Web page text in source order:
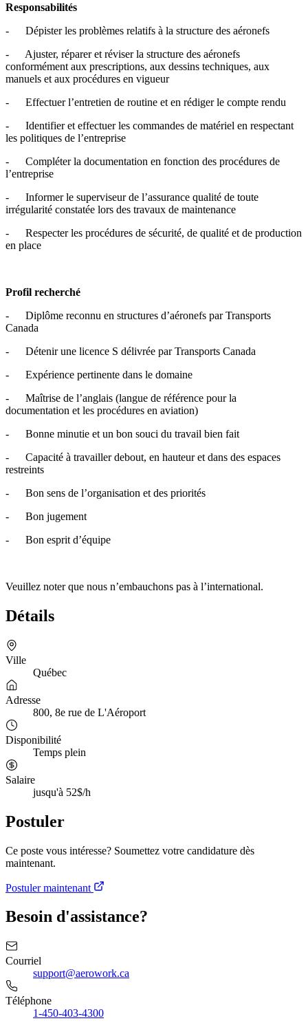
Responsabilités
- Dépister les problèmes relatifs à la structure des aéronefs
- Ajuster, réparer et réviser la structure des aéronefs
conformément aux prescriptions, aux dessins techniques, aux
manuels et aux procédures en vigueur
- Effectuer l’entretien de routine et en rédiger le compte rendu
- Identifier et effectuer les commandes de matériel en respectant
les politiques de l’entreprise
- Compléter la documentation en fonction des procédures de
l’entreprise
- Informer le superviseur de l’assurance qualité de toute
irrégularité constatée lors des travaux de maintenance
- Respecter les procédures de sécurité, de qualité et de production
en place
Profil recherché
- Diplôme reconnu en structures d’aéronefs par Transports
Canada
- Détenir une licence S délivrée par Transports Canada
- Expérience pertinente dans le domaine
- Maîtrise de l’anglais (langue de référence pour la
documentation et les procédures en aviation)
- Bonne minutie et un bon souci du travail bien fait
- Capacité à travailler debout, en hauteur et dans des espaces
restreints
- Bon sens de l’organisation et des priorités
- Bon jugement
- Bon esprit d’équipe
Veuillez noter que nous n’embauchons pas à l’international.
Détails
Ville
Québec
Adresse
800, 8e rue de L'Aéroport
Disponibilité
Temps plein
Salaire
jusqu'à 52$/h
Postuler
Ce poste vous intéresse? Soumettez votre candidature dès
maintenant.
Postuler maintenant
Besoin d'assistance?
Courriel
support@aerowork.ca
Téléphone
1-450-403-4300